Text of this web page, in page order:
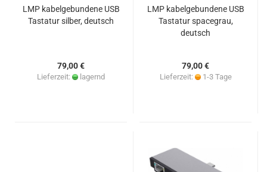
LMP kabelgebundene USB
Tastatur silber, deutsch
79,00 €
Lieferzeit: lagernd
LMP kabelgebundene USB
Tastatur spacegrau,
deutsch
79,00 €
Lieferzeit: 1-3 Tage